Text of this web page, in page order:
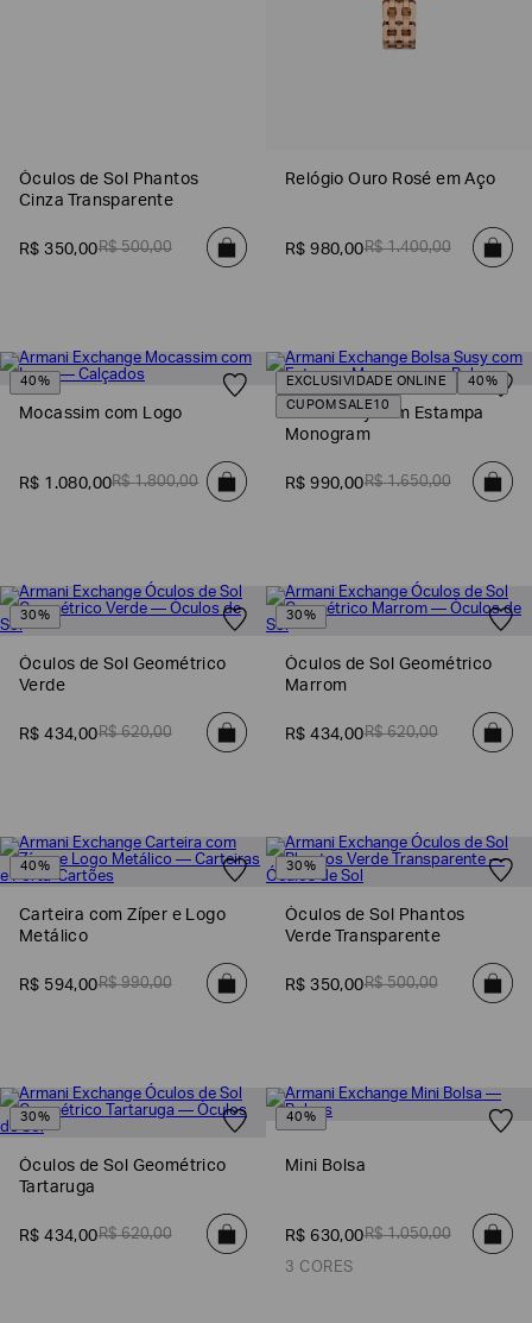
Óculos de Sol Phantos
Cinza Transparente
R$ 350,00R$ 500,00
Relógio Ouro Rosé em Aço
R$ 980,00R$ 1.400,00
40%
Mocassim com Logo
R$ 1 .080,00R$ 1.800,00
EXCLUSIVIDADE ONLINE
40%
CUPOM SALE10
Bolsa Susy com Estampa
Monogram
R$ 990,00R$ 1.650,00
30%
Óculos de Sol Geométrico
Verde
R$ 434,00R$ 620,00
30%
Óculos de Sol Geométrico
Marrom
R$ 434,00R$ 620,00
40%
Carteira com Zíper e Logo
Metálico
R$ 594,00R$ 990,00
30%
Óculos de Sol Phantos
Verde Transparente
R$ 350,00R$ 500,00
30%
Óculos de Sol Geométrico
Tartaruga
R$ 434,00R$ 620,00
40%
Mini Bolsa
R$ 630,00R$ 1.050,00
3 CORES